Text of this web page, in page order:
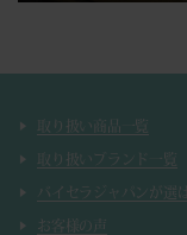
取り扱い商品一覧
取り扱いブランド一覧
バイセラジャパンが選
お客様の声